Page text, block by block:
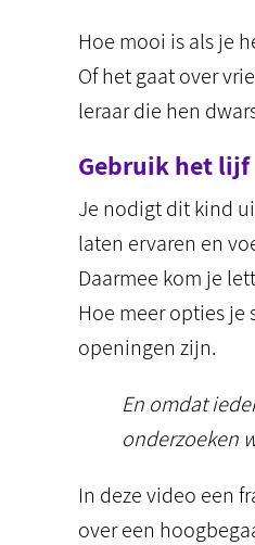
Hoe mooi is als je
Of het gaat over
leraar die hen
Gebruik het lijf
Je nodigt dit kind
laten ervaren en
Daarmee kom je
Hoe meer opties
openingen zijn.
En omdat
onderzoeken
In deze video een
over een